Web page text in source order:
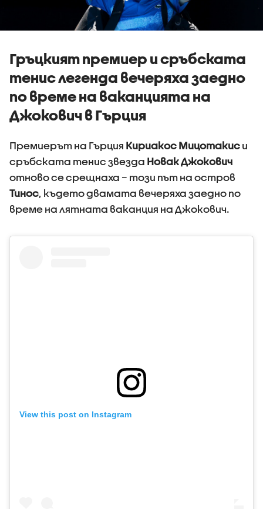
Гръцкият премиер и сръбската
тенис легенда вечеряха заедно
по време на ваканцията на
Джокович в Гърция
Премиерът на Гърция Кириакос Мицотакис и
сръбската тенис звезда Новак Джокович
отново се срещнаха – този път на остров
Тинос, където двамата вечеряха заедно по
време на лятната ваканция на Джокович.
View this post on Instagram